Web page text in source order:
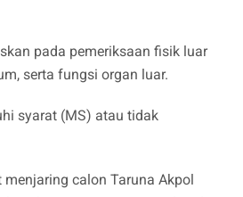
pada pemeriksaan fisik luar
serta fungsi organ luar.
syarat (MS) atau tidak
calon Taruna Akpol